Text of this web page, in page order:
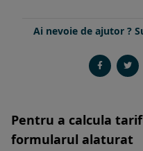
Ai nevoie de ajutor ?
Pentru a calcula
formularul alaturat